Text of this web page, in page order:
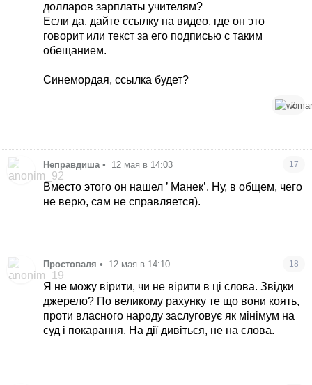
долларов зарплаты учителям?
Если да, дайте ссылку на видео, где он это
говорит или текст за его подписью с таким
обещанием.
Синемордая, ссылка будет?
2
Неправдиша • 12 мая в 14:03 17
Вместо этого он нашел ’ Манек’. Ну, в общем, чего
не верю, сам не справляется).
Простоваля • 12 мая в 14:10 18
Я не можу вірити, чи не вірити в ці слова. Звідки
джерело? По великому рахунку те що вони коять,
проти власного народу заслуговує як мінімум на
суд і покарання. На дії дивіться, не на слова.